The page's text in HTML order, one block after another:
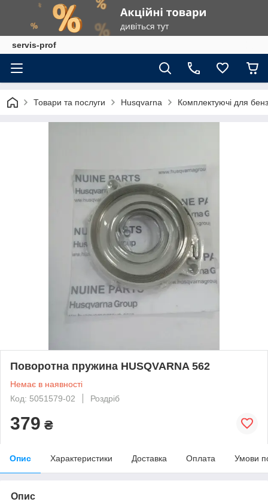
servis-prof
Товари та послуги Husqvarna Комплектуючі для
Поворотна пружина HUSQVARNA 562
Немає в наявності
Код: 5051579-02
Роздріб
379 ₴
Опис Характеристики Доставка Оплата Умови
Опис